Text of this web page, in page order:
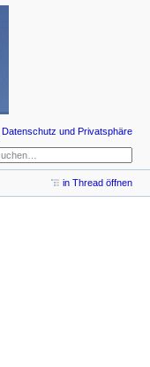
Datenschutz und Privatsphäre
in Thread öffnen